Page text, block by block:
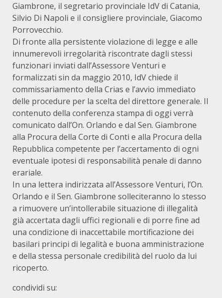
Giambrone, il segretario provinciale IdV di Catania,
Silvio Di Napoli e il consigliere provinciale, Giacomo
Porrovecchio.
Di fronte alla persistente violazione di legge e alle
innumerevoli irregolarità riscontrate dagli stessi
funzionari inviati dall’Assessore Venturi e
formalizzati sin da maggio 2010, IdV chiede il
commissariamento della Crias e l’avvio immediato
delle procedure per la scelta del direttore generale. Il
contenuto della conferenza stampa di oggi verrà
comunicato dall’On. Orlando e dal Sen. Giambrone
alla Procura della Corte di Conti e alla Procura della
Repubblica competente per l’accertamento di ogni
eventuale ipotesi di responsabilità penale di danno
erariale.
In una lettera indirizzata all’Assessore Venturi, l’On.
Orlando e il Sen. Giambrone solleciteranno lo stesso
a rimuovere un’intollerabile situazione di illegalità
già accertata dagli uffici regionali e di porre fine ad
una condizione di inaccettabile mortificazione dei
basilari principi di legalità e buona amministrazione
e della stessa personale credibilità del ruolo da lui
ricoperto.
condividi su: